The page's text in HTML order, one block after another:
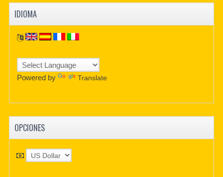
IDIOMA
Powered by Translate
OPCIONES